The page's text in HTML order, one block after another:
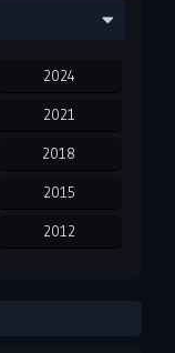
2024
2021
2018
2015
2012